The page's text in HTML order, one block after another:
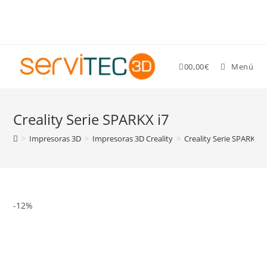
00,00€ Menú
Creality Serie SPARKX i7
> Impresoras 3D > Impresoras 3D Creality > Creality Serie SPARKX
-12%